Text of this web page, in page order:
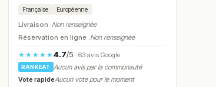
Française Européenne
Livraison :Non renseignée
Réservation en ligne :Non renseignée
★★★★★4.7/5 · 63 avis Google
RANKEAT
Aucun avis par la communauté
Vote rapideAucun vote pour le moment